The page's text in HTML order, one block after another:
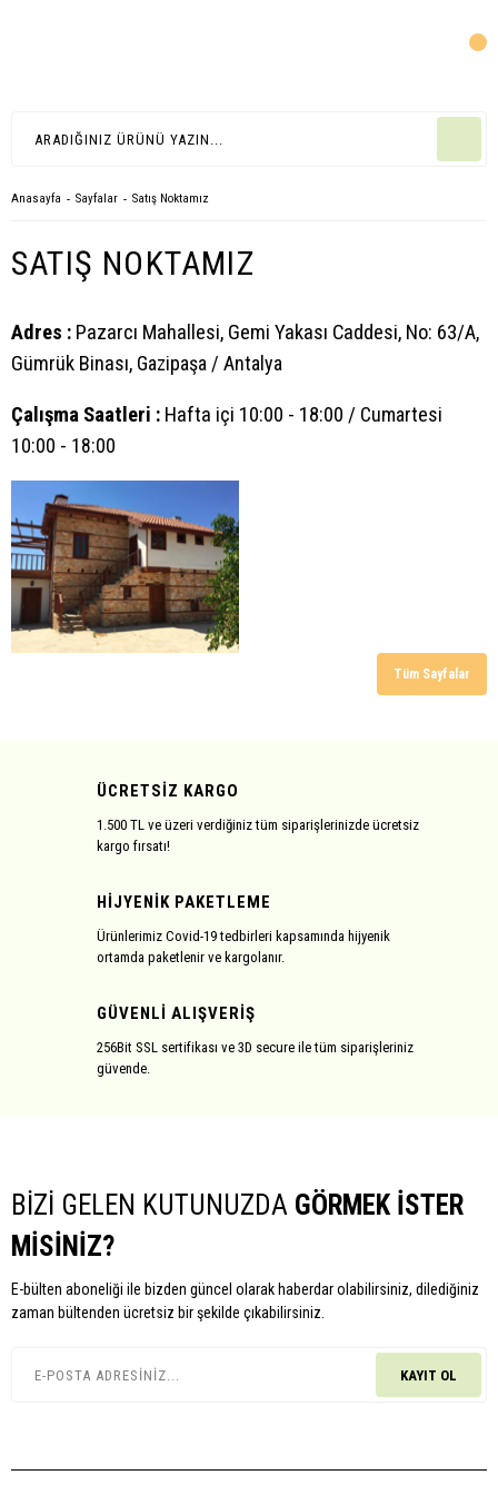
Anasayfa Sayfalar Satış Noktamız
SATIŞ NOKTAMIZ
Adres : Pazarcı Mahallesi, Gemi Yakası Caddesi, No: 63/A,
Gümrük Binası, Gazipaşa / Antalya
Çalışma Saatleri : Hafta içi 10:00 - 18:00 / Cumartesi
10:00 - 18:00
Tüm Sayfalar
ÜCRETSİZ KARGO
1.500 TL ve üzeri verdiğiniz tüm siparişlerinizde ücretsiz
kargo fırsatı!
HİJYENİK PAKETLEME
Ürünlerimiz Covid-19 tedbirleri kapsamında hijyenik
ortamda paketlenir ve kargolanır.
GÜVENLİ ALIŞVERİŞ
256Bit SSL sertifikası ve 3D secure ile tüm siparişleriniz
güvende.
BİZİ GELEN KUTUNUZDA GÖRMEK İSTER
MİSİNİZ?
E-bülten aboneliği ile bizden güncel olarak haberdar olabilirsiniz, dilediğiniz
zaman bültenden ücretsiz bir şekilde çıkabilirsiniz.
KAYIT OL